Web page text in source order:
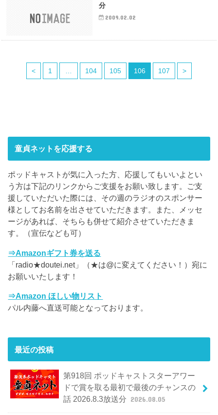
分
2009.02.02
< 1 … 104 105 106 107 >
童貞ネットを応援する
ポッドキャストが気に入った方、応援してもいいよとい
う方は下記のリンクからご支援をお願い致します。ご支
援していただいた際には、その週のラジオのスポンサー
様としてお名前を出させていただきます。また、メッセ
ージがあれば、そちらも併せて紹介させていただきま
す。（宣伝なども可）
⇒Amazonギフト券を送る
「radio★doutei.net」（★は@に変えてください！）宛に
お願いいたします！
⇒Amazon ほしい物リスト
パル内藤へ直送可能となっております。
最近の投稿
第918回 ポッドキャストスターアワー
ドで賞を取る最初で最後のチャンスの
話 2026.8.3放送分 2026.08.05